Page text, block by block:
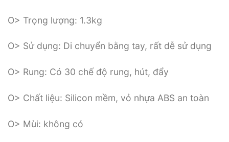
O> Trọng lượng: 1.3kg
O> Sử dụng: Di chuyển bằng tay, rất dễ sử dụng
O> Rung: Có 30 chế độ rung, hút, đẩy
O> Chất liệu: Silicon mềm, vỏ nhựa ABS an toàn
O> Mùi: không có